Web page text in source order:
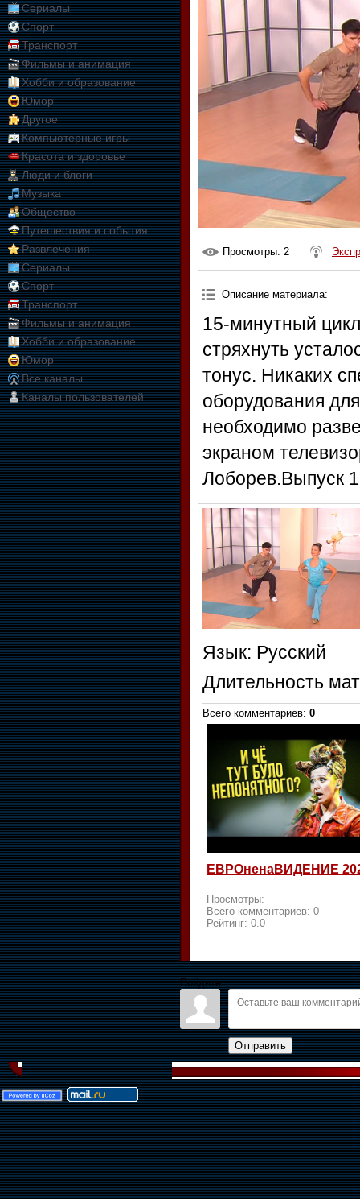
Сериалы
Спорт
Транспорт
Фильмы и анимация
Хобби и образование
Юмор
Другое
Компьютерные игры
Красота и здоровье
Люди и блоги
Музыка
Общество
Путешествия и события
Развлечения
Сериалы
Спорт
Транспорт
Фильмы и анимация
Хобби и образование
Юмор
Все каналы
Каналы пользователей
Просмотры: 2
Описание материала:
15-минутный
стряхнуть
тонус. Никаких
оборудования
необходимо
экраном
Лоборев.Выпуск
Язык: Русский
Длительность
Всего комментариев: 0
ЕВРОненаВИДЕНИЕ
Просмотры:
Всего комментариев: 0
Рейтинг: 0.0
Войдите:
Отправить